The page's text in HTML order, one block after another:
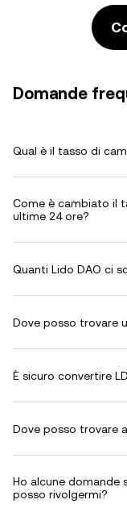
Domande
Qual è il tasso di
Come è cambiato il
ultime 24 ore?
Quanti Lido DAO ci
Dove posso trovare
È sicuro convertire
Dove posso trovare
Ho alcune domande
posso rivolgermi?